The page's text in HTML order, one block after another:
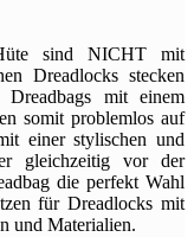
sind NICHT mit
Dreadlocks stecken
Dreadbags mit einem
somit problemlos auf
einer stylischen und
gleichzeitig vor der
die perfekt Wahl
für Dreadlocks mit
und Materialien.